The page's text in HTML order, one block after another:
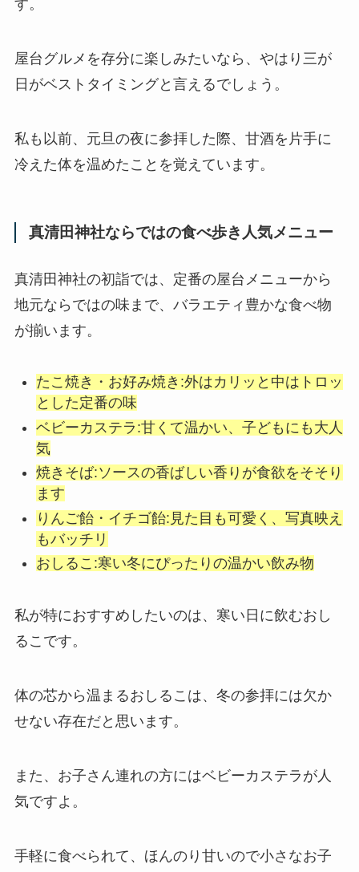
す。
屋台グルメを存分に楽しみたいなら、やはり三が
日がベストタイミングと言えるでしょう。
私も以前、元旦の夜に参拝した際、甘酒を片手に
冷えた体を温めたことを覚えています。
真清田神社ならではの食べ歩き人気メニュー
真清田神社の初詣では、定番の屋台メニューから
地元ならではの味まで、バラエティ豊かな食べ物
が揃います。
たこ焼き・お好み焼き:外はカリッと中はトロッ
とした定番の味
ベビーカステラ:甘くて温かい、子どもにも大人
気
焼きそば:ソースの香ばしい香りが食欲をそそり
ます
りんご飴・イチゴ飴:見た目も可愛く、写真映え
もバッチリ
おしるこ:寒い冬にぴったりの温かい飲み物
私が特におすすめしたいのは、寒い日に飲むおし
るこです。
体の芯から温まるおしるこは、冬の参拝には欠か
せない存在だと思います。
また、お子さん連れの方にはベビーカステラが人
気ですよ。
手軽に食べられて、ほんのり甘いので小さなお子